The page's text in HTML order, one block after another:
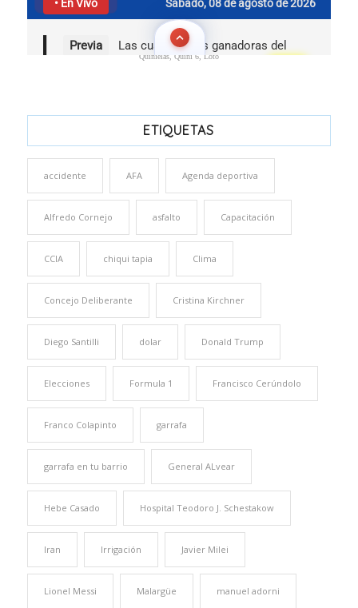
Quinielas, Quini 6, Loto
ETIQUETAS
accidente AFA Agenda deportiva
Alfredo Cornejo asfalto Capacitación
CCIA chiqui tapia Clima
Concejo Deliberante Cristina Kirchner
Diego Santilli dolar Donald Trump
Elecciones Formula 1 Francisco Cerúndolo
Franco Colapinto garrafa
garrafa en tu barrio General ALvear
Hebe Casado Hospital Teodoro J. Schestakow
Iran Irrigación Javier Milei
Lionel Messi Malargüe manuel adorni